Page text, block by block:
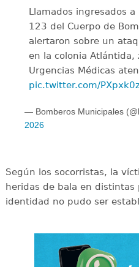
Llamados ingresados
123 del Cuerpo de
alertaron sobre un
en la colonia Atlántida,
Urgencias Médicas
pic.twitter.com/
— Bomberos Municipales
2026
Según los socorristas, la
heridas de bala en distintas
identidad no pudo ser